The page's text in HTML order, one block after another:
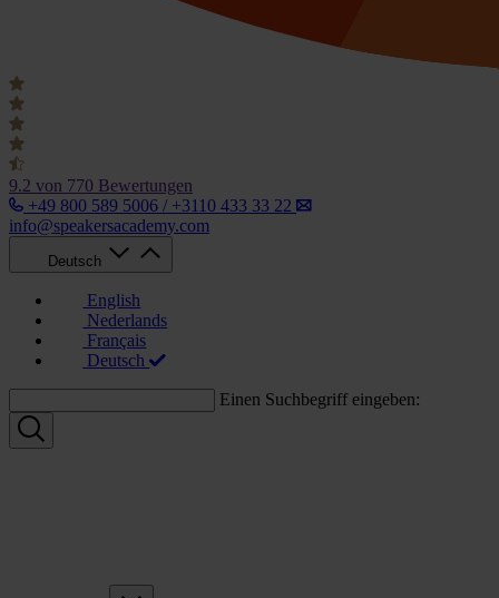
9.2 von 770 Bewertungen
+49 800 589 5006 / +3110 433 33 22
info@speakersacademy.com
Deutsch
English
Nederlands
Français
Deutsch
Einen Suchbegriff eingeben: